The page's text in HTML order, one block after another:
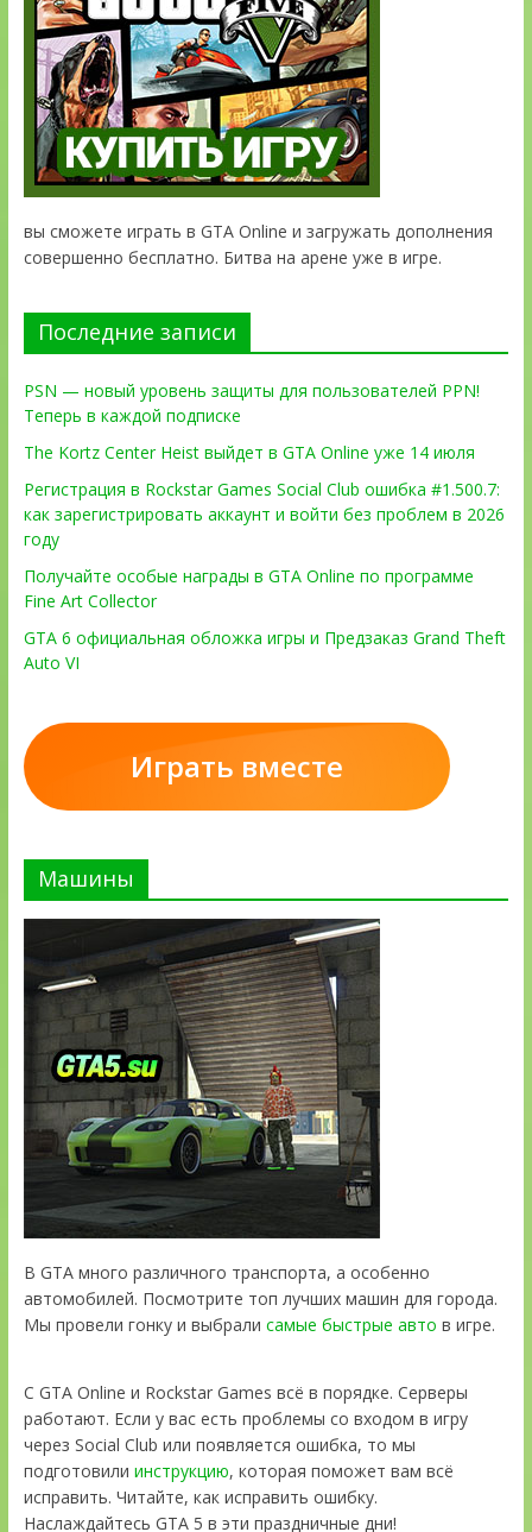
вы сможете играть в GTA Online и загружать дополнения
совершенно бесплатно. Битва на арене уже в игре.
Последние записи
PSN — новый уровень защиты для пользователей PPN!
Теперь в каждой подписке
The Kortz Center Heist выйдет в GTA Online уже 14 июля
Регистрация в Rockstar Games Social Club ошибка #1.500.7:
как зарегистрировать аккаунт и войти без проблем в 2026
году
Получайте особые награды в GTA Online по программе
Fine Art Collector
GTA 6 официальная обложка игры и Предзаказ Grand Theft
Auto VI
Играть вместе
Машины
В GTA много различного транспорта, а особенно
автомобилей. Посмотрите топ лучших машин для города.
Мы провели гонку и выбрали самые быстрые авто в игре.
С GTA Online и Rockstar Games всё в порядке. Серверы
работают. Если у вас есть проблемы со входом в игру
через Social Club или появляется ошибка, то мы
подготовили инструкцию, которая поможет вам всё
исправить. Читайте, как исправить ошибку.
Наслаждайтесь GTA 5 в эти праздничные дни!